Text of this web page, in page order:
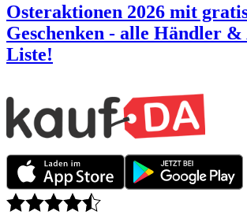
Osteraktionen 2026 mit
Geschenken - alle Händler
Liste!